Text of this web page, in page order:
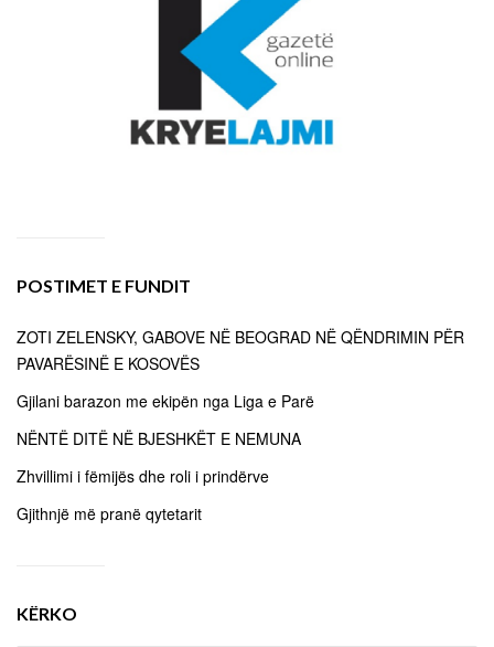
POSTIMET E FUNDIT
ZOTI ZELENSKY, GABOVE NË BEOGRAD NË QËNDRIMIN PËR
PAVARËSINË E KOSOVËS
Gjilani barazon me ekipën nga Liga e Parë
NËNTË DITË NË BJESHKËT E NEMUNA
Zhvillimi i fëmijës dhe roli i prindërve
Gjithnjë më pranë qytetarit
KËRKO